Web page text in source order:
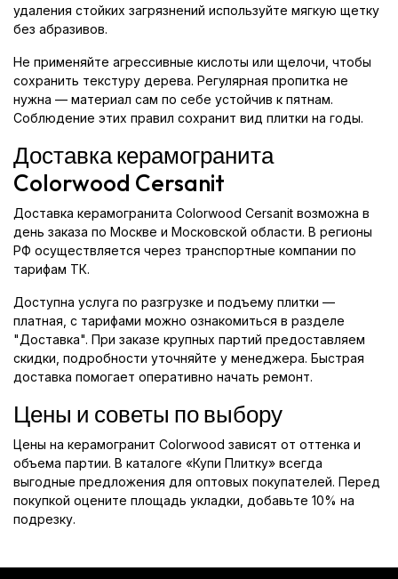
удаления стойких загрязнений используйте мягкую щетку
без абразивов.
Не применяйте агрессивные кислоты или щелочи, чтобы
сохранить текстуру дерева. Регулярная пропитка не
нужна — материал сам по себе устойчив к пятнам.
Соблюдение этих правил сохранит вид плитки на годы.
Доставка керамогранита
Colorwood Cersanit
Доставка керамогранита Colorwood Cersanit возможна в
день заказа по Москве и Московской области. В регионы
РФ осуществляется через транспортные компании по
тарифам ТК.
Доступна услуга по разгрузке и подъему плитки —
платная, с тарифами можно ознакомиться в разделе
"Доставка". При заказе крупных партий предоставляем
скидки, подробности уточняйте у менеджера. Быстрая
доставка помогает оперативно начать ремонт.
Цены и советы по выбору
Цены на керамогранит Colorwood зависят от оттенка и
объема партии. В каталоге «Купи Плитку» всегда
выгодные предложения для оптовых покупателей. Перед
покупкой оцените площадь укладки, добавьте 10% на
подрезку.